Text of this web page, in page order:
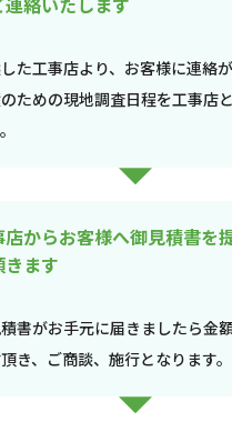
た工事店より、お客様に連絡
ための現地調査日程を工事店
店からお客様へ御見積書を
きます
書がお手元に届きましたら金
き、ご商談、施行となります。